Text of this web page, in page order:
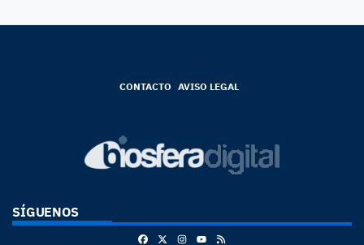
CONTACTO AVISO LEGAL
SÍGUENOS
FacebookInstagram